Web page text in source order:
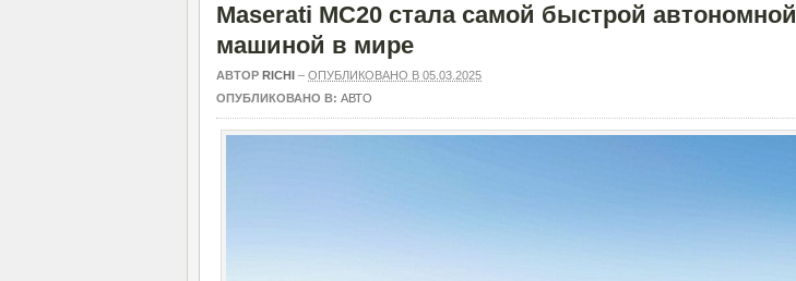
Maserati MC20 стала самой быстрой автономной
машиной в мире
АВТОР RICHI – ОПУБЛИКОВАНО В 05.03.2025
ОПУБЛИКОВАНО В: АВТО